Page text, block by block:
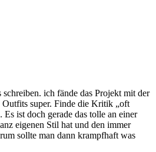
schreiben. ich fände das Projekt mit der
super. Finde die Kritik „oft
Es ist doch gerade das tolle an einer
eigenen Stil hat und den immer
sollte man dann krampfhaft was